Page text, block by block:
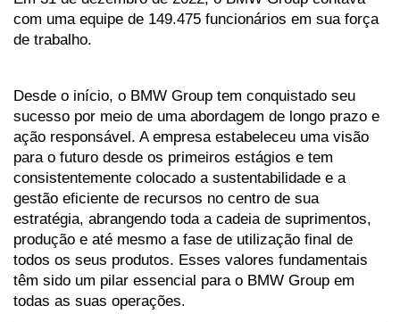
com uma equipe de 149.475 funcionários em sua força
de trabalho.
Desde o início, o BMW Group tem conquistado seu
sucesso por meio de uma abordagem de longo prazo e
ação responsável. A empresa estabeleceu uma visão
para o futuro desde os primeiros estágios e tem
consistentemente colocado a sustentabilidade e a
gestão eficiente de recursos no centro de sua
estratégia, abrangendo toda a cadeia de suprimentos,
produção e até mesmo a fase de utilização final de
todos os seus produtos. Esses valores fundamentais
têm sido um pilar essencial para o BMW Group em
todas as suas operações.